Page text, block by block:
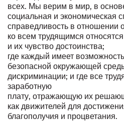
всех. Мы верим в мир, в
социальная и экономическая
справедливость в
ко всем трудящимся
и их чувство достоинства;
где каждый имеет
безопасной окружающей
дискриминации; и где все
заработную
плату, отражающую их
как движителей для
благополучия и процветания.